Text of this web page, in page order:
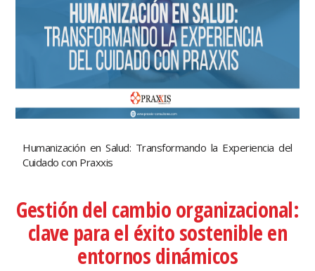
Humanización en Salud: Transformando la Experiencia del
Cuidado con Praxxis
Gestión del cambio organizacional:
clave para el éxito sostenible en
entornos dinámicos